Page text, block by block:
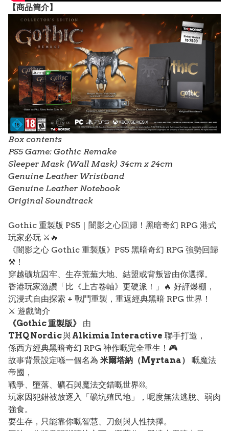
【商品簡介】
Box contents
PS5 Game: Gothic Remake
Sleeper Mask (Wall Mask) 34cm x 24cm
Genuine Leather Wristband
Genuine Leather Notebook
Original Soundtrack
Gothic 重製版 PS5｜闇影之心回歸！黑暗奇幻 RPG 港式
玩家必玩 ⚔️🔥
《闇影之心 Gothic 重製版》PS5 黑暗奇幻 RPG 強勢回歸
⚒️！
穿越礦坑囚牢、生存荒蕪大地、結盟或背叛皆由你選擇。
香港玩家激讚「比《上古卷軸》更硬派！」🔥 好評爆棚，
沉浸式自由探索 + 戰鬥重製，重返經典黑暗 RPG 世界！
⚔️ 遊戲簡介
《Gothic 重製版》
由
THQ Nordic與Alkimia Interactive 聯手打造，
係西方經典黑暗奇幻 RPG 神作嘅完全重生！🎮
故事背景設定喺一個名為 米爾塔納（Myrtana）
嘅魔法
帝國，
戰爭、墮落、礦石與魔法交錯嘅世界⛓️。
玩家因犯錯被放逐入「礦坑殖民地」，呢度無法逃脫、弱肉
強食。
要生存，只能靠你嘅智慧、刀劍與人性抉擇。